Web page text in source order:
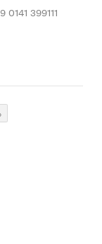
0141 399111